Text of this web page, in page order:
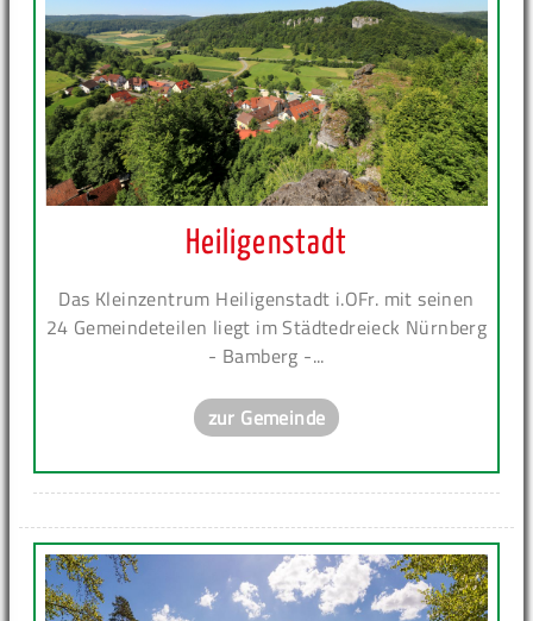
Heiligenstadt
Das Kleinzentrum Heiligenstadt i.OFr. mit seinen
24 Gemeindeteilen liegt im Städtedreieck Nürnberg
- Bamberg -...
zur Gemeinde